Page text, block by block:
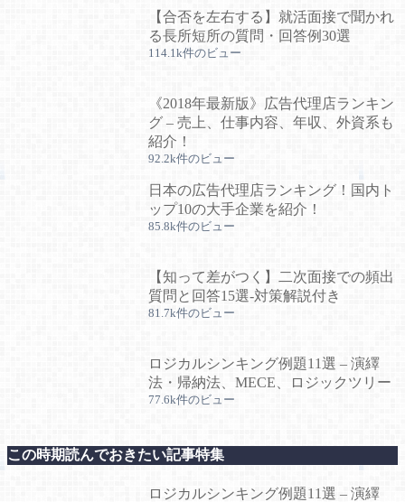
【合否を左右する】就活面接で聞かれ
る長所短所の質問・回答例30選
114.1k件のビュー
《2018年最新版》広告代理店ランキン
グ – 売上、仕事内容、年収、外資系も
紹介！
92.2k件のビュー
日本の広告代理店ランキング！国内ト
ップ10の大手企業を紹介！
85.8k件のビュー
【知って差がつく】二次面接での頻出
質問と回答15選-対策解説付き
81.7k件のビュー
ロジカルシンキング例題11選 – 演繹
法・帰納法、MECE、ロジックツリー
77.6k件のビュー
この時期読んでおきたい記事特集
ロジカルシンキング例題11選 – 演繹